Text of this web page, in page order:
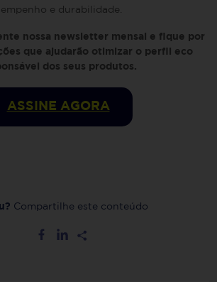
e durabilidade.
nossa newsletter mensal e fique por
que ajudarão otimizar o perfil eco
dos seus produtos.
ASSINE AGORA
Compartilhe este conteúdo